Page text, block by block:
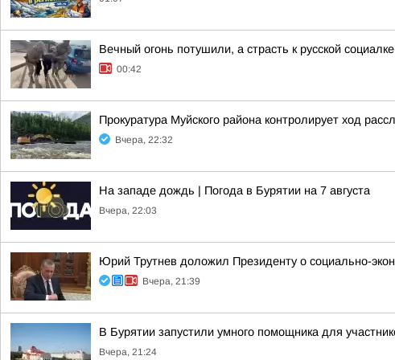
Вечный огонь потушили, а страсть к русской
00:42
Прокуратура Муйского района контролирует ход
Вчера, 22:32
На западе дождь | Погода в Бурятии на 7 августа
Вчера, 22:03
Юрий Трутнев доложил Президенту о социально-
Вчера, 21:39
В Бурятии запустили умного помощника для
Вчера, 21:24